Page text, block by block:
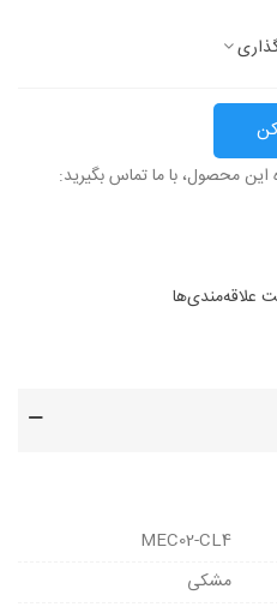
محصول، با ما تماس بگیرید:
علاقه‌مندی‌ها
MEC02-CL4
مشکی